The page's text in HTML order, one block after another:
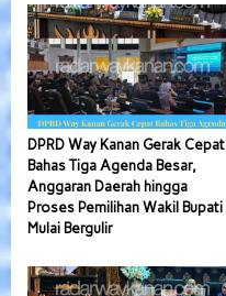
DPRD Way Kanan Gerak Cepat
Bahas Tiga Agenda Besar,
Anggaran Daerah hingga
Proses Pemilihan Wakil Bupati
Mulai Bergulir